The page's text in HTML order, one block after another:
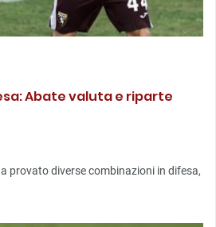
Abate valuta e riparte
provato diverse combinazioni in difesa,